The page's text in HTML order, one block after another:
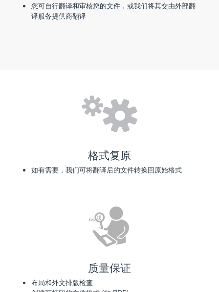
您可自行翻译和审核您的文件，或我们将其交由外部翻
译服务提供商翻译
格式复原
如有需要，我们可将翻译后的文件转换回原始格式
质量保证
布局和外文排版检查